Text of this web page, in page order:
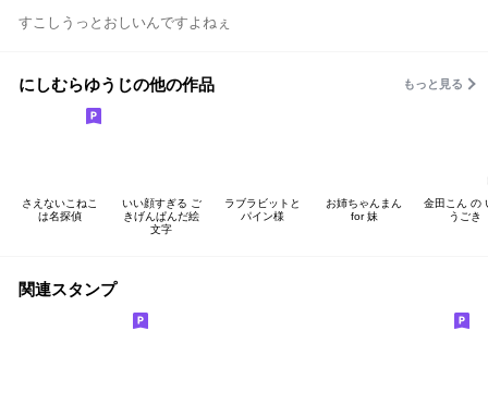
すこしうっとおしいんですよねぇ
にしむらゆうじの他の作品 もっと見る
さえないこねこ
は名探偵
いい顔すぎる ご
きげんぱんだ絵
文字
ラブラビットと
パイン様
お姉ちゃんまん
for 妹
金田こん の
うごき
関連スタンプ